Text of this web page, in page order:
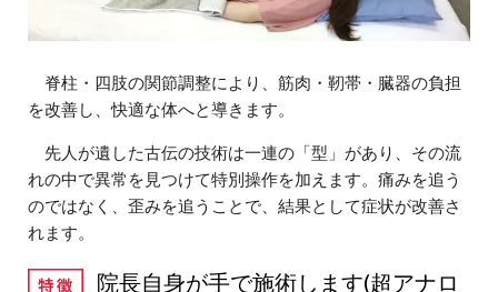
脊柱・四肢の関節調整により、筋肉・靭帯・臓器の負担
を改善し、快適な体へと導きます。
先人が遺した古伝の技術は一連の「型」があり、その流
れの中で異常を見つけて特別操作を加えます。痛みを追う
のではなく、歪みを追うことで、結果として症状が改善さ
れます。
院長自身が手で施術します(超アナロ